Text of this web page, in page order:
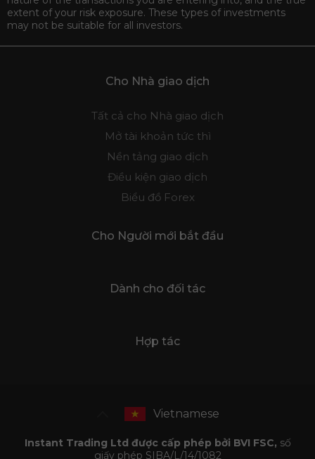
extent of your risk exposure. These types of investments
may not be suitable for all investors.
Cho Nhà giao dịch
Tất cả cho Nhà giao dịch
Mở tài khoản tức thì
Nền tảng giao dịch
Điều kiện giao dịch
Biểu đồ Forex
Cho Người mới bắt đầu
Dành cho đối tác
Hợp tác
Vietnamese
Instant Trading Ltd được cấp phép bởi BVI FSC, số
giấy phép SIBA/L/14/1082